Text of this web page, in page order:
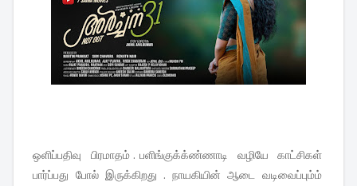
ஒளிப்பதிவு பிரமாதம் . பளிங்குக்க்ண்ணாடி வழியே காட்சிகள்
பார்ப்பது போல் இருக்கிறது . நாயகியின் ஆடை வடிவைப்பும்ம்